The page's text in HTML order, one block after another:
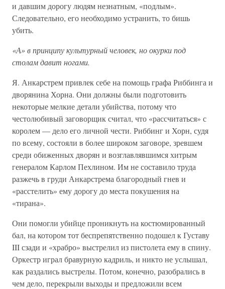
и давшим дорогу людям незнатным, «подлым».
Следовательно, его необходимо устранить, то бишь
убить.
«А» в принципу культурный человек, но окурки под
столам давит ногами.
Я. Анкарстрем привлек себе на помощь графа Риббинга и
дворянина Хорна. Они должны были подготовить
некоторые мелкие детали убийства, потому что
честолюбивый заговорщик считал, что «рассчитаться» с
королем — дело его личной чести. Риббинг и Хорн, судя
по всему, состояли в более широком заговоре, зревшем
среди обиженных дворян и возглавлявшимся хитрым
генералом Карлом Пехлином. Им не составило труда
разжечь в груди Анкарстрема благородный гнев и
«расстелить» ему дорогу до места покушения на
«тирана».
Они помогли убийце проникнуть на костюмированный
бал, на котором тот беспрепятственно подошел к Густаву
III сзади и «храбро» выстрелил из пистолета ему в спину.
Оркестр играл бравурную кадриль, и никто не услышал,
как раздались выстрелы. Потом, конечно, разобрались в
чем дело, перекрыли выходы и предложили всем